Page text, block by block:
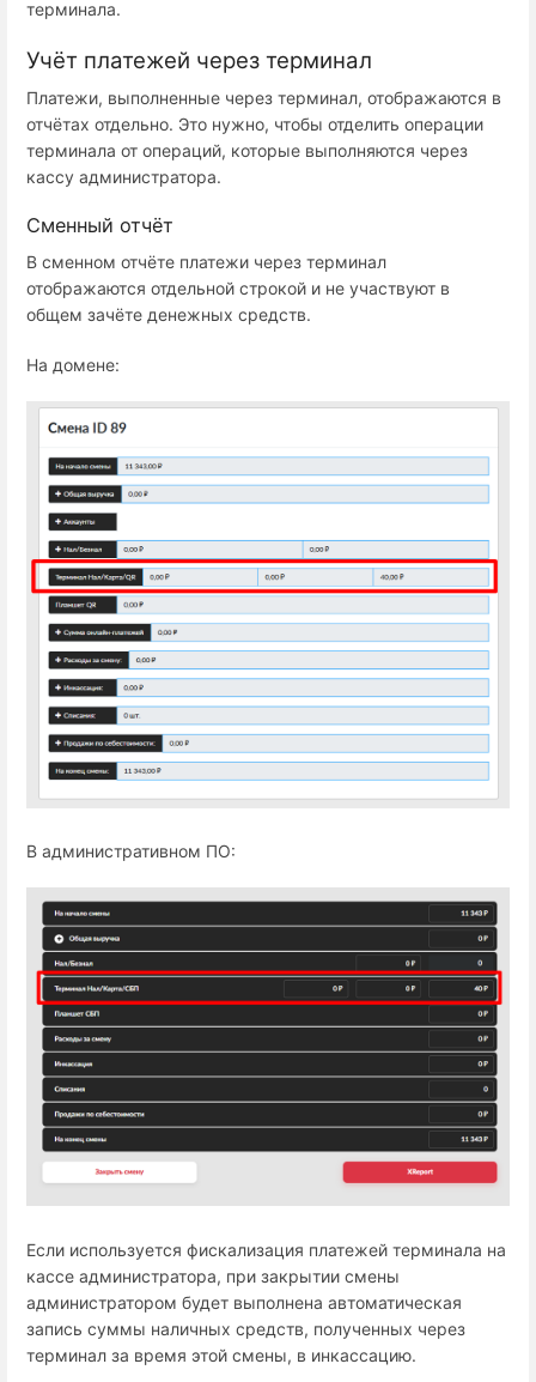
терминала.
Учёт платежей через терминал
Платежи, выполненные через терминал, отображаются в
отчётах отдельно. Это нужно, чтобы отделить операции
терминала от операций, которые выполняются через
кассу администратора.
Сменный отчёт
В сменном отчёте платежи через терминал
отображаются отдельной строкой и не участвуют в
общем зачёте денежных средств.
На домене:
В административном ПО:
Если используется фискализация платежей терминала на
кассе администратора, при закрытии смены
администратором будет выполнена автоматическая
запись суммы наличных средств, полученных через
терминал за время этой смены, в инкассацию.